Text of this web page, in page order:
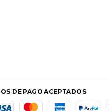
DE PAGO ACEPTADOS